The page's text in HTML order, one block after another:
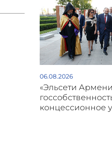
06.08.2026
«Эльсети
концессионное